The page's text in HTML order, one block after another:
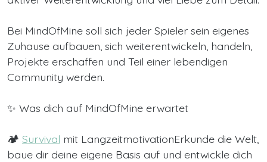
Bei MindOfMine soll sich jeder Spieler sein eigenes
Zuhause aufbauen, sich weiterentwickeln, handeln,
Projekte erschaffen und Teil einer lebendigen
Community werden.
✨ Was dich auf MindOfMine erwartet
🏕️ Survival mit LangzeitmotivationErkunde die Welt,
baue dir deine eigene Basis auf und entwickle dich